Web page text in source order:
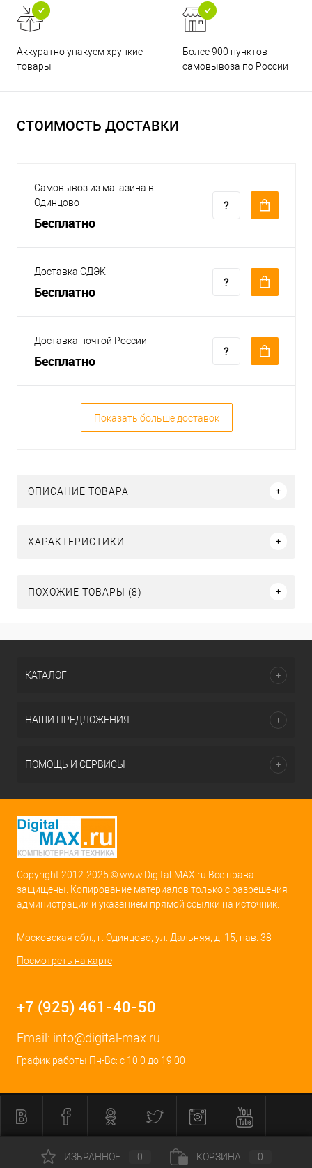
Аккуратно упакуем хрупкие
товары
Более 900 пунктов
самовывоза по России
СТОИМОСТЬ ДОСТАВКИ
Самовывоз из магазина в г.
Одинцово
Бесплатно
Доставка СДЭК
Бесплатно
Доставка почтой России
Бесплатно
Показать больше доставок
ОПИСАНИЕ ТОВАРА
ХАРАКТЕРИСТИКИ
ПОХОЖИЕ ТОВАРЫ (8)
КАТАЛОГ
НАШИ ПРЕДЛОЖЕНИЯ
ПОМОЩЬ И СЕРВИСЫ
Copyright 2012-2025 © www.Digital-MAX.ru Все права
защищены. Копирование материалов только с разрешения
администрации и указанием прямой ссылки на источник.
Московская обл., г. Одинцово, ул. Дальняя, д. 15, пав. 38
Посмотреть на карте
+7 (925) 461-40-50
Email: info@digital-max.ru
График работы Пн-Вс: с 10:0 до 19:00
ИЗБРАННОЕ 0 КОРЗИНА 0